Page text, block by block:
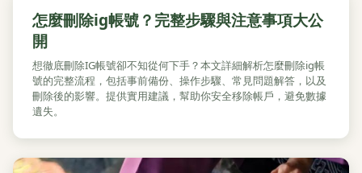
怎麼刪除ig帳號？完整步驟與注意事項大公
開
想徹底刪除IG帳號卻不知從何下手？本文詳細解析怎麼刪除ig帳
號的完整流程，包括事前備份、操作步驟、常見問題解答，以及
刪除後的影響。提供實用建議，幫助你安全移除帳戶，避免數據
遺失。